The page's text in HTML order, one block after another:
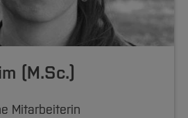
(M.Sc.)
Mitarbeiterin